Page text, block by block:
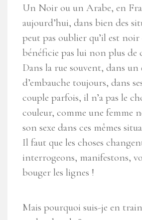
Un Noir ou un Arabe, en
aujourd’hui, dans bien des
peut pas oublier qu’il est
bénéficie pas lui non plus de
Dans la rue souvent, dans
d’embauche toujours, dans
couple parfois, il n’a pas le
couleur, comme une femme
son sexe dans ces mêmes
Il faut que les choses
interrogeons, manifestons,
bouger les lignes !
Mais pourquoi suis-je en